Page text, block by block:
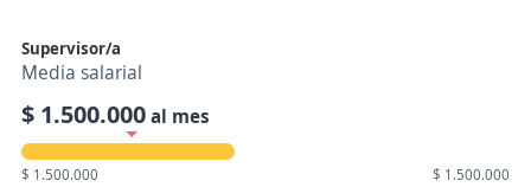
Supervisor/a
Media salarial
$ 1.500.000al mes
$ 1.500.000 $ 1.500.000